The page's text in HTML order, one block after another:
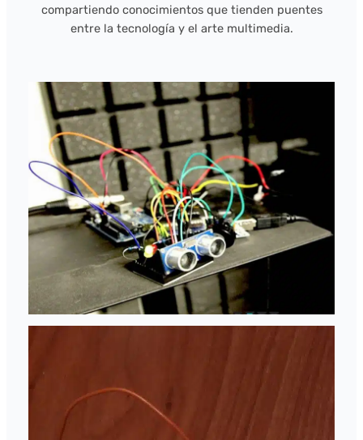
compartiendo conocimientos que tienden puentes
entre la tecnología y el arte multimedia.